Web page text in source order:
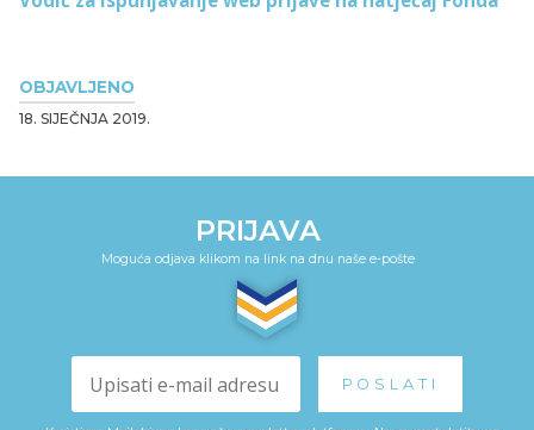
OBJAVLJENO
18. SIJEČNJA 2019.
PRIJAVA
Moguća odjava klikom na link na dnu naše e-pošte